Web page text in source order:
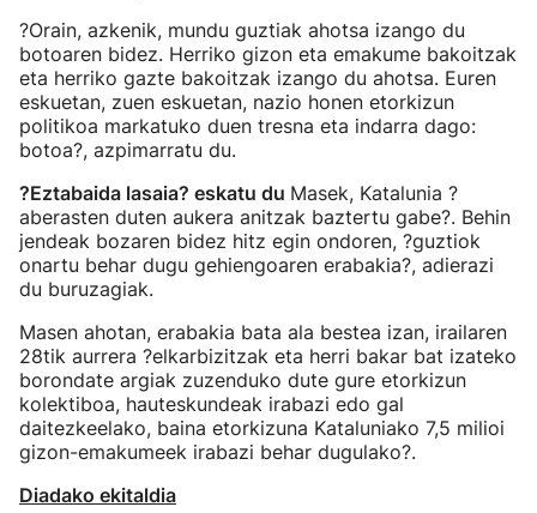
?Orain, azkenik, mundu guztiak ahotsa izango du
botoaren bidez. Herriko gizon eta emakume bakoitzak
eta herriko gazte bakoitzak izango du ahotsa. Euren
eskuetan, zuen eskuetan, nazio honen etorkizun
politikoa markatuko duen tresna eta indarra dago:
botoa?, azpimarratu du.
?Eztabaida lasaia? eskatu du Masek, Katalunia ?
aberasten duten aukera anitzak baztertu gabe?. Behin
jendeak bozaren bidez hitz egin ondoren, ?guztiok
onartu behar dugu gehiengoaren erabakia?, adierazi
du buruzagiak.
Masen ahotan, erabakia bata ala bestea izan, irailaren
28tik aurrera ?elkarbizitzak eta herri bakar bat izateko
borondate argiak zuzenduko dute gure etorkizun
kolektiboa, hauteskundeak irabazi edo gal
daitezkeelako, baina etorkizuna Kataluniako 7,5 milioi
gizon-emakumeek irabazi behar dugulako?.
Diadako ekitaldia